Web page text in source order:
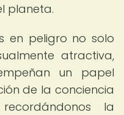
planeta.
en peligro no solo
atractiva,
un papel
de la conciencia
la